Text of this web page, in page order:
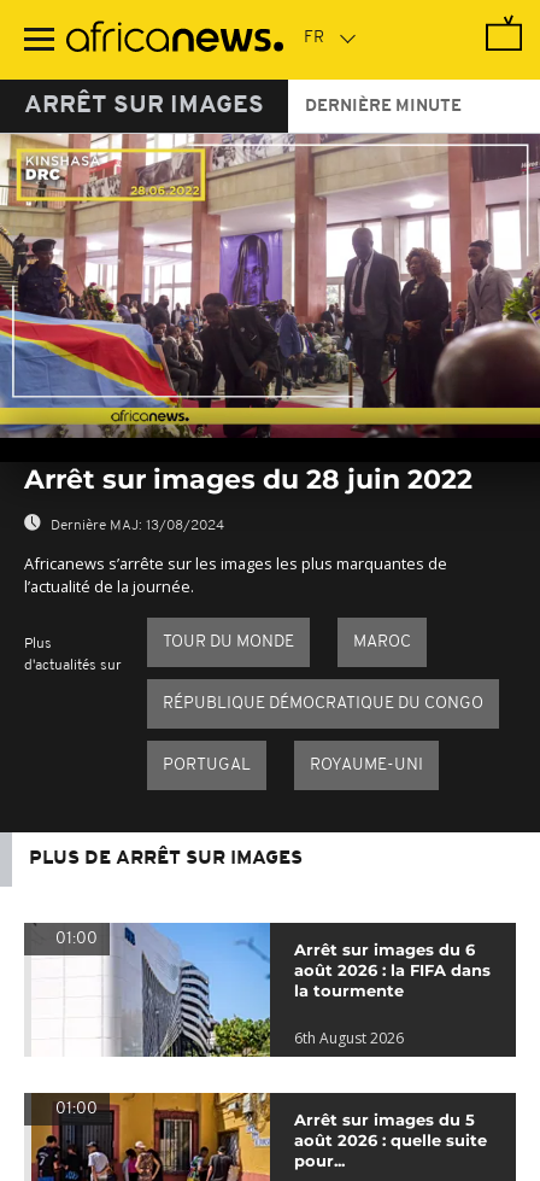
contenu
ARRÊT SUR IMAGES DERNIÈRE MINUTE
seconds
seconds
Arrêt sur images du 28 juin 2022
Dernière MAJ: 13/08/2024
Africanews s’arrête sur les images les plus marquantes de
l’actualité de la journée.
Plus
d'actualités sur
TOUR DU MONDE MAROC
RÉPUBLIQUE DÉMOCRATIQUE DU CONGO
PORTUGAL ROYAUME-UNI
PLUS DE ARRÊT SUR IMAGES
01:00
Arrêt sur images du 6
août 2026 : la FIFA dans
la tourmente
6th August 2026
01:00
Arrêt sur images du 5
août 2026 : quelle suite
pour...